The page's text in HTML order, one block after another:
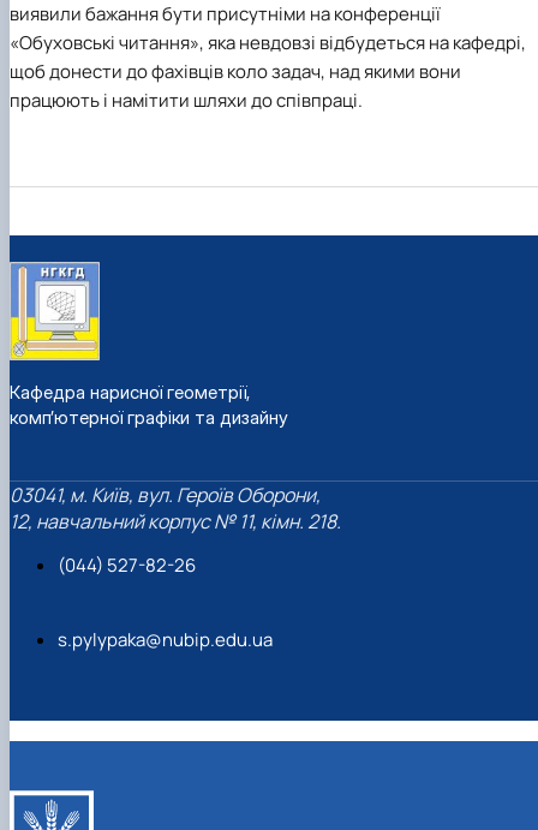
виявили бажання бути присутніми на конференції
«Обуховські читання», яка невдовзі відбудеться на кафедрі,
щоб донести до фахівців коло задач, над якими вони
працюють і намітити шляхи до співпраці.
Кафедра нарисної геометрії,
комп’ютерної графіки та дизайну
03041, м. Київ, вул. Героїв Оборони,
12, навчальний корпус № 11, кімн. 218.
(044) 527-82-26
s.pylypaka@nubip.edu.ua